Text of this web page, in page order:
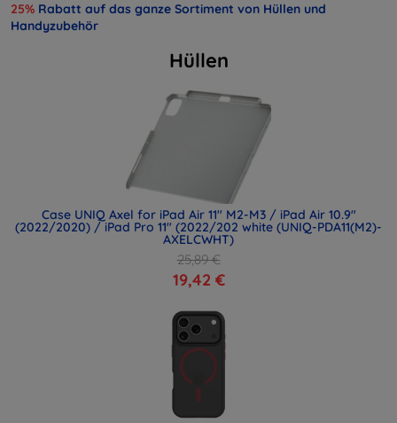
25% Rabatt auf das ganze Sortiment von Hüllen und
Handyzubehör
Hüllen
Case UNIQ Axel for iPad Air 11" M2-M3 / iPad Air 10.9"
(2022/2020) / iPad Pro 11" (2022/202 white (UNIQ-PDA11(M2)-
AXELCWHT)
25,89 €
19,42 €